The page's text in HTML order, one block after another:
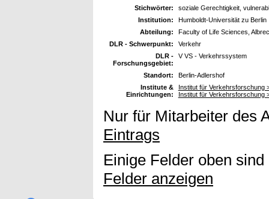
Stichwörter:
soziale Gerechtigkeit,
Institution:
Humboldt-Universität zu Berlin
Abteilung:
Faculty of Life Sciences,
DLR - Schwerpunkt:
Verkehr
DLR -
Forschungsgebiet:
V VS - Verkehrssystem
Standort:
Berlin-Adlershof
Institute &
Einrichtungen:
Institut für Verkehrsforschung
Institut für Verkehrsforschung
Nur für Mitarbeiter des
Eintrags
Einige Felder oben
Felder anzeigen